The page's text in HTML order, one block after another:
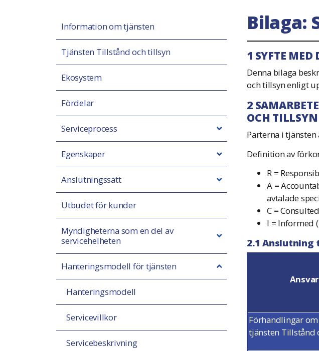
Information om tjänsten
Tjänsten Tillstånd och tillsyn
Ekosystem
Fördelar
Serviceprocess
Egenskaper
Anslutningssätt
Utbudet för kunder
Myndigheterna som en del av
servicehelheten
Hanteringsmodell för tjänsten
Hanteringsmodell
Servicevillkor
Servicebeskrivning
Bilaga:
1 SYFTE
Denna bilaga
och tillsyn enligt
2
OCH TILLSYN
Parterna i
Definition av
R =
A =
avtalade
C =
I = Informed
2.1
Förhandlingar
tjänsten Tillstånd